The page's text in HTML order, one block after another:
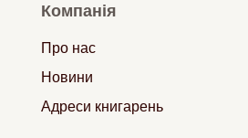
Компанія
Про нас
Новини
Адреси книгарень